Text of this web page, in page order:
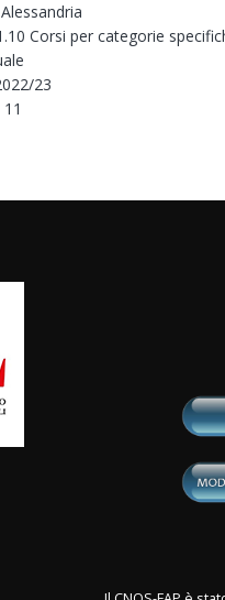
Alessandria
Corsi per categorie
23
11